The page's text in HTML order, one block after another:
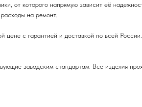
которого напрямую зависит её
на ремонт.
с гарантией и доставкой по всей России.
заводским стандартам. Все изделия